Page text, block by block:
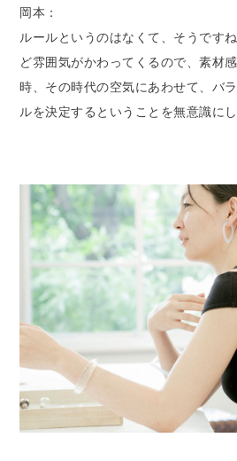
岡本：
ルールというのはなくて、そうです
ど雰囲気がかわってくるので、素材
時、その時代の空気にあわせて、バ
ルを決定するということを無意識にし